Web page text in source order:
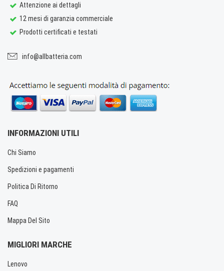
Attenzione ai dettagli
12 mesi di garanzia commerciale
Prodotti certificati e testati
info@allbatteria.com
INFORMAZIONI UTILI
Chi Siamo
Spedizioni e pagamenti
Politica Di Ritorno
FAQ
Mappa Del Sito
MIGLIORI MARCHE
Lenovo